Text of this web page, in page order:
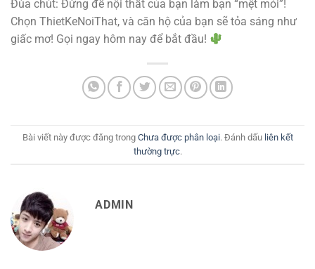
Đùa chút: Đừng để nội thất của bạn làm bạn “mệt mỏi”!
Chọn ThietKeNoiThat, và căn hộ của bạn sẽ tỏa sáng như
giấc mơ! Gọi ngay hôm nay để bắt đầu!
Bài viết này được đăng trong Chưa được phân loại. Đánh dấu liên kết
thường trực.
ADMIN